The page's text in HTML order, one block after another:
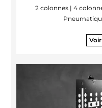
2 colonnes | 4